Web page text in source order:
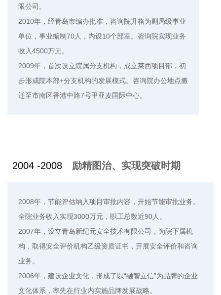
限公司。
2010年，经青岛市编办批准，咨询院升格为副局级事业
单位，事业编制70人，内设10个部室。咨询院实现业务
收入4500万元。
2009年，首次设立院属分支机构，成立莱西项目部，初
步形成院本部+分支机构的发展模式。咨询院办公地点搬
迁至市南区香港中路7号甲亚麦国际中心。
2004 -2008 励精图治、实现突破时期
2008年，节能评估纳入项目审批内容，开始节能审批业务。
全院业务收入实现3000万元，职工总数近90人。
2007年，设立青岛新纪元安全技术有限公司，为院下属机
构，取得安全评价机构乙级资质证书，开展安全评价和咨询
业务。
2006年，建设企业文化，形成了以“融智立信”为品牌的企业
文化体系，率先在行业内实施品牌发展战略。